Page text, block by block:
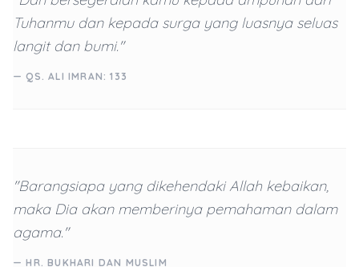
Tuhanmu dan kepada surga yang luasnya seluas
langit dan bumi."
— QS. ALI IMRAN: 133
"Barangsiapa yang dikehendaki Allah kebaikan,
maka Dia akan memberinya pemahaman dalam
agama."
— HR. BUKHARI DAN MUSLIM